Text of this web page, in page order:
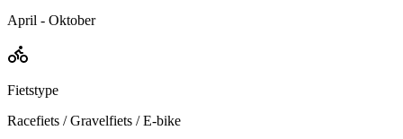
April - Oktober
Fietstype
Racefiets / Gravelfiets / E-bike